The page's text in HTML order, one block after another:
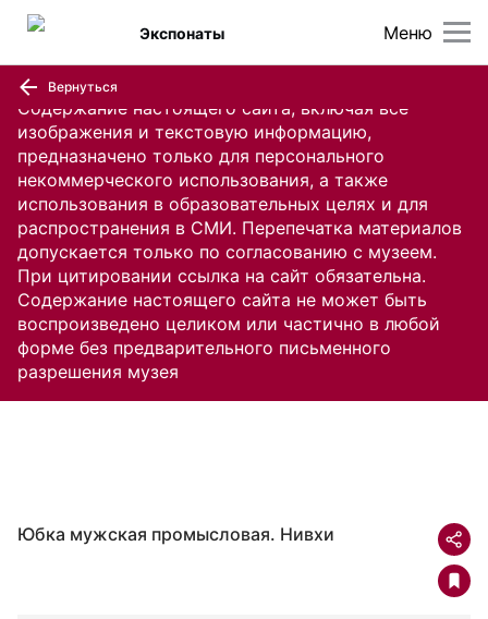
Содержание настоящего сайта, включая все
изображения и текстовую информацию,
предназначено только для персонального
некоммерческого использования, а также
использования в образовательных целях и для
распространения в СМИ. Перепечатка материалов
допускается только по согласованию с музеем.
При цитировании ссылка на сайт обязательна.
Содержание настоящего сайта не может быть
воспроизведено целиком или частично в любой
форме без предварительного письменного
разрешения музея
Меню
Экспонаты
Вернуться
Юбка мужская промысловая. Нивхи